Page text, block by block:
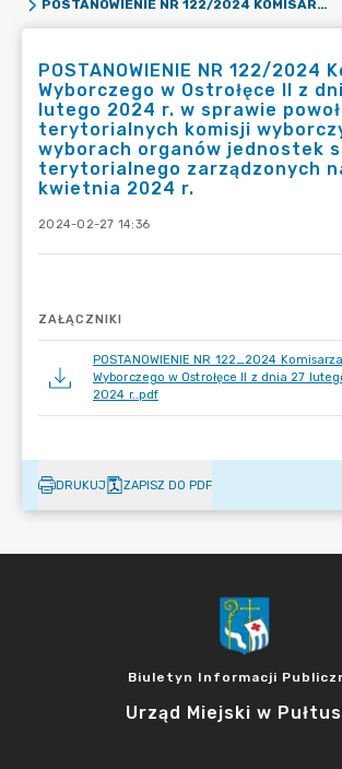
POSTANOWIENIE NR 122/2024 KOMISARZA WYBORCZEGO W OSTROŁĘCE II Z DNIA 27 LUTEGO 2024 R. W SPRAWIE POWOŁANIA TERYTORIALNYCH KOMISJI WYBORCZYCH W WYBORACH ORGANÓW JEDNOSTEK SAMORZĄDU TERYTORIALNEGO ZARZĄDZONYCH NA DZIEŃ 7 KWIETNIA 2024 R.
POSTANOWIENIE NR 122/2024
Wyborczego w Ostrołęce II z
lutego 2024 r. w sprawie
terytorialnych komisji
wyborach organów jednostek
terytorialnego zarządzonych
kwietnia 2024 r.
2024-02-27 14:36
ZAŁĄCZNIKI
POSTANOWIENIE NR 122_2024 Komisarza
Wyborczego w Ostrołęce II z dnia 27
2024 r..pdf
DRUKUJ ZAPISZ DO PDF
Biuletyn Informacji
Urząd Miejski w